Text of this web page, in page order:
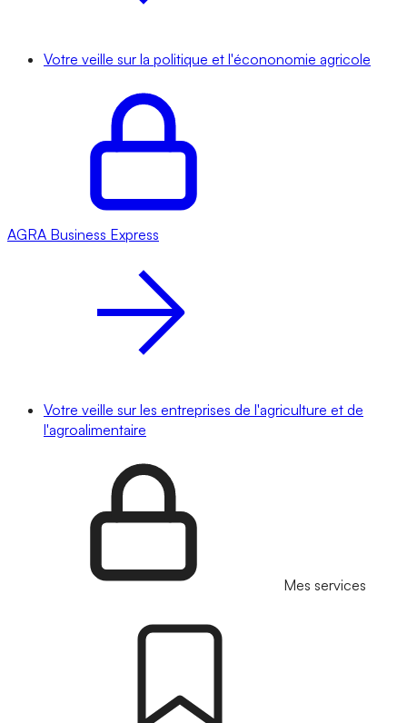
Votre veille sur la politique et l'écononomie agricole
AGRA Business Express
Votre veille sur les entreprises de l'agriculture et de
l'agroalimentaire
Mes services